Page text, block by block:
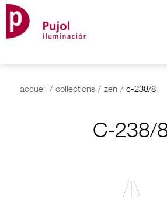
accueil / collections / zen / c-238/8
C-238/